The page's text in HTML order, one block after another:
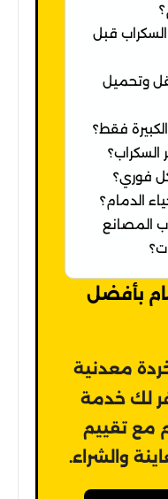
قبل
وتحميل
فقط؟
فوري؟
الدمام؟
المصانع
بأفضل
معدنية
لك خدمة
مع تقييم
والشراء.